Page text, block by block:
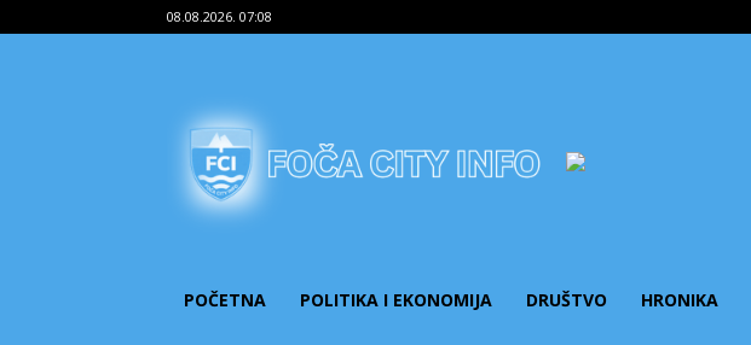
08.08.2026. 07:08
POČETNA POLITIKA I EKONOMIJA DRUŠTVO HRONIKA